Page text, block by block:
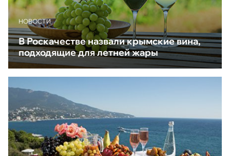
НОВОСТИ
В Роскачестве назвали крымские вина,
подходящие для летней жары